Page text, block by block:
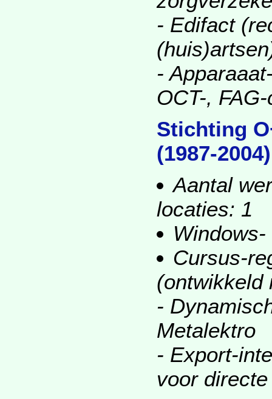
- Edifact
-
OCT-,
Stichting
(1987-2004)
Aantal
locaties: 1
Cursus-
(ontwikkeld
-
Metalektro
- Export-
voor